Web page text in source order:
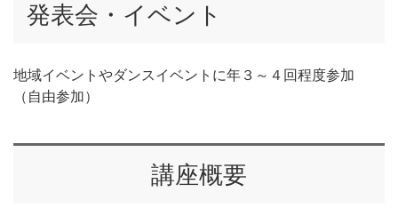
発表会・イベント
地域イベントやダンスイベントに年３～４回程度参加
（自由参加）
講座概要